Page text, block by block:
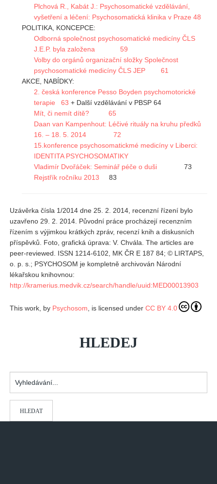
Vydání 1/ 2021
Vydání 3-4/ 2020
Vydání 1-2/ 2020
Vydání 1-2/ 2019
Vydání 2-3/2018
Vydání 1-2018
Vydání 4-2017
Vydání 3-2017
Vydání 2-2017
Vydání 1-2017
Archiv
EDITOŘI
BLOG
Pokyny pro autory
Plchová R., Kabát J.: Psychosomatické vzdělávání,
vyšetření a léčení: Psychosomatická klinika v Praze 48
POLITIKA, KONCEPCE:
Odborná společnost psychosomatické medicíny ČLS
J.E.P. byla založena 59
Volby do orgánů organizační složky Společnost
psychosomatické medicíny ČLS JEP 61
AKCE, NABÍDKY:
2. česká konference Pesso Boyden psychomotorické
terapie 63 + Další vzdělávání v PBSP 64
Mít, či nemít dítě? 65
Daan van Kampenhout: Léčivé rituály na kruhu předků
16. – 18. 5. 2014 72
15.konference psychosomatickmé medicíny v Liberci:
IDENTITA PSYCHOSOMATIKY
Vladimír Dvořáček: Seminář péče o duši
73
Rejstřík ročníku 2013 83
Uzávěrka čísla 1/2014 dne 25. 2. 2014, recenzní řízení bylo
uzavřeno 29. 2. 2014. Původní práce procházejí recenzním
řízením s výjimkou krátkých zpráv, recenzí knih a diskusních
příspěvků. Foto, grafická úprava: V. Chvála. The articles are
peer-reviewed. ISSN 1214-6102, MK ČR E 187 84; © LIRTAPS,
o. p. s.; PSYCHOSOM je kompletně archivován Národní
lékařskou knihovnou:
http://kramerius.medvik.cz/search/handle/uuid:MED00013903
This work, by Psychosom , is licensed under CC BY 4.0
HLEDEJ
HLEDAT